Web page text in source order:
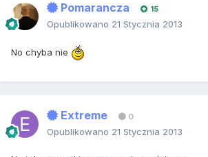
Pomarancza 15
Opublikowano 21 Stycznia 2013
No chyba nie
Extreme 0
Opublikowano 21 Stycznia 2013